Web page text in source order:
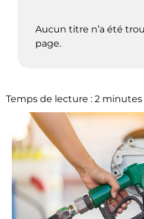
Aucun titre n’a été
page.
Temps de lecture : 2 minutes